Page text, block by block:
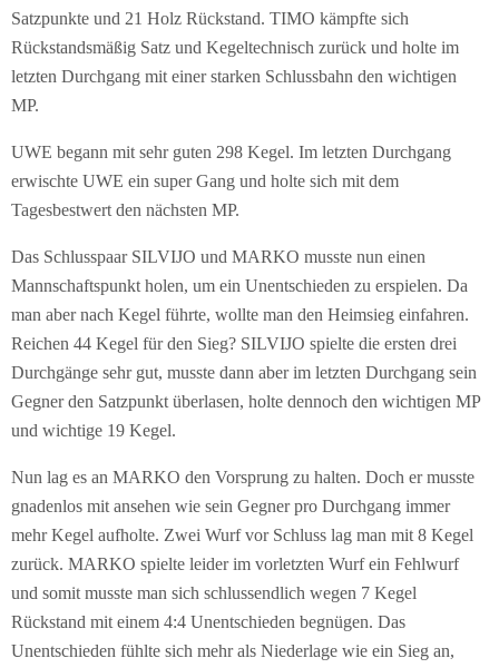
Satzpunkte und 21 Holz Rückstand. TIMO kämpfte sich
Rückstandsmäßig Satz und Kegeltechnisch zurück und holte im
letzten Durchgang mit einer starken Schlussbahn den wichtigen
MP.
UWE begann mit sehr guten 298 Kegel. Im letzten Durchgang
erwischte UWE ein super Gang und holte sich mit dem
Tagesbestwert den nächsten MP.
Das Schlusspaar SILVIJO und MARKO musste nun einen
Mannschaftspunkt holen, um ein Unentschieden zu erspielen. Da
man aber nach Kegel führte, wollte man den Heimsieg einfahren.
Reichen 44 Kegel für den Sieg? SILVIJO spielte die ersten drei
Durchgänge sehr gut, musste dann aber im letzten Durchgang sein
Gegner den Satzpunkt überlasen, holte dennoch den wichtigen MP
und wichtige 19 Kegel.
Nun lag es an MARKO den Vorsprung zu halten. Doch er musste
gnadenlos mit ansehen wie sein Gegner pro Durchgang immer
mehr Kegel aufholte. Zwei Wurf vor Schluss lag man mit 8 Kegel
zurück. MARKO spielte leider im vorletzten Wurf ein Fehlwurf
und somit musste man sich schlussendlich wegen 7 Kegel
Rückstand mit einem 4:4 Unentschieden begnügen. Das
Unentschieden fühlte sich mehr als Niederlage wie ein Sieg an,